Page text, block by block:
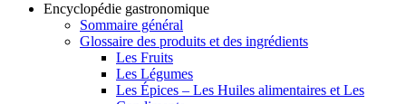
Encyclopédie gastronomique
Sommaire général
Glossaire des produits et des ingrédients
Les Fruits
Les Légumes
Les Épices – Les Huiles alimentaires et Les